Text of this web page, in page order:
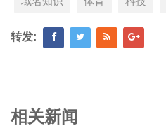
转发:
相关新闻